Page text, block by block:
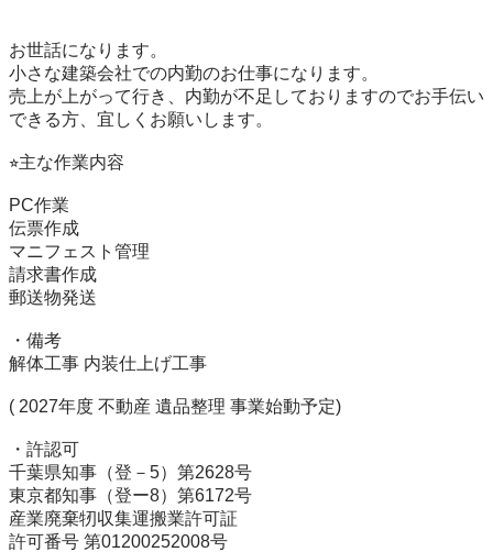
お世話になります。
小さな建築会社での内勤のお仕事になります。
売上が上がって行き、内勤が不足しておりますのでお手伝い
できる方、宜しくお願いします。
⭐︎主な作業内容
PC作業
伝票作成
マニフェスト管理
請求書作成
郵送物発送
・備考
解体工事 内装仕上げ工事
( 2027年度 不動産 遺品整理 事業始動予定)
・許認可
千葉県知事（登－5）第2628号
東京都知事（登ー8）第6172号
産業廃棄牣収集運搬業許可証
許可番号 第01200252008号